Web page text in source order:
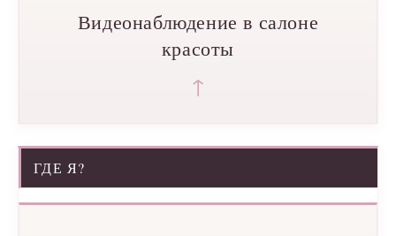
Видеонаблюдение в салоне
красоты
↑
ГДЕ Я?